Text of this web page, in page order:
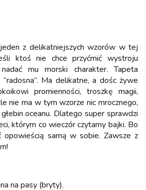
z delikatniejszych wzorów w tej
ktoś nie chce przyćmić wystroju
mu morski charakter. Tapeta
Ma delikatne, a dośc żywe
promienności, troszkę magii,
nie ma w tym wzorze nic mrocznego,
oceanu. Dlatego super sprawdzi
którym co wieczór czytamy bajki. Bo
samą w sobie. Zawsze z
na pasy (bryty).